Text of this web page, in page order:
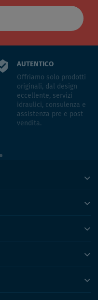
AUTENTICO
Offriamo solo prodotti
originali, dal design
eccellente, servizi
idraulici, consulenza e
assistenza pre e post
vendita.